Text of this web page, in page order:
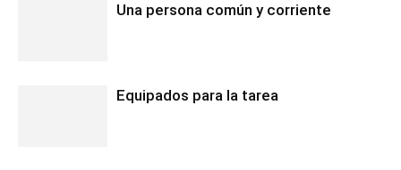
Una persona común y corriente
Equipados para la tarea